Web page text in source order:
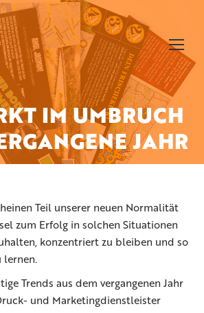
IM UMBRUCH
JAHR
befinden sich hier:
Teil unserer neuen Normalität
zum Erfolg in solchen Situationen
konzentriert zu bleiben und so
lernen.
Trends aus dem vergangenen Jahr
und Marketingdienstleister